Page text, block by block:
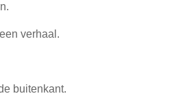
verhaal.
buitenkant.